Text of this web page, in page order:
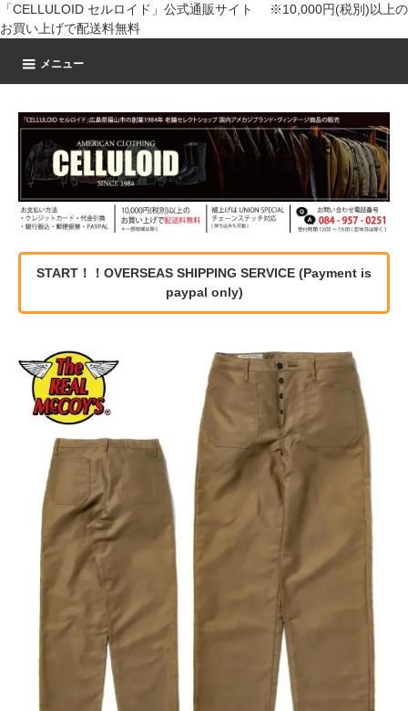
「CELLULOID セルロイド」公式通販サイト ※10,000円(税別)以上の
お買い上げで配送料無料
メニュー
START！！OVERSEAS SHIPPING SERVICE (Payment is
paypal only)